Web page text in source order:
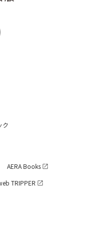
ク
AERA Books
TRIPPER